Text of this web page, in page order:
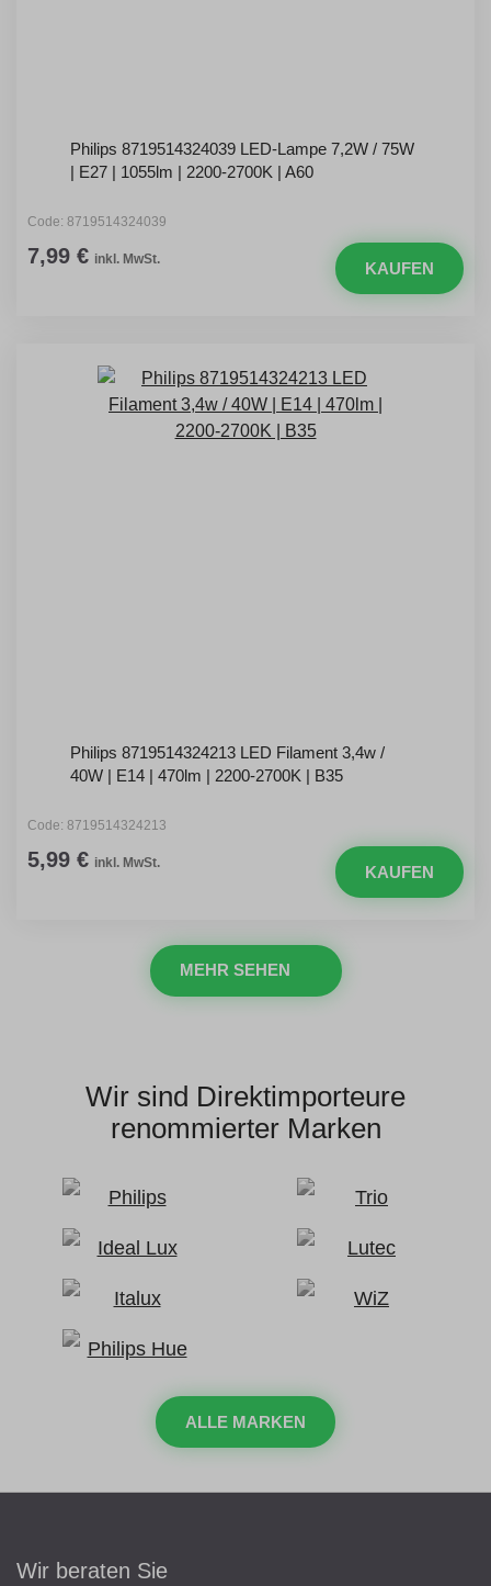
Philips 8719514324039 LED-Lampe 7,2W / 75W
| E27 | 1055lm | 2200-2700K | A60
Code: 8719514324039
7,99 € inkl. MwSt. KAUFEN
Philips 8719514324213 LED Filament 3,4w /
40W | E14 | 470lm | 2200-2700K | B35
Code: 8719514324213
5,99 € inkl. MwSt. KAUFEN
MEHR SEHEN
Wir sind Direktimporteure
renommierter Marken
ALLE MARKEN
Wir beraten Sie